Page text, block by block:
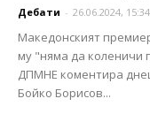
Дебати - 26.06.2024, 15:34
Македонският
му "няма да
ДПМНЕ коментира
Бойко Борисов...